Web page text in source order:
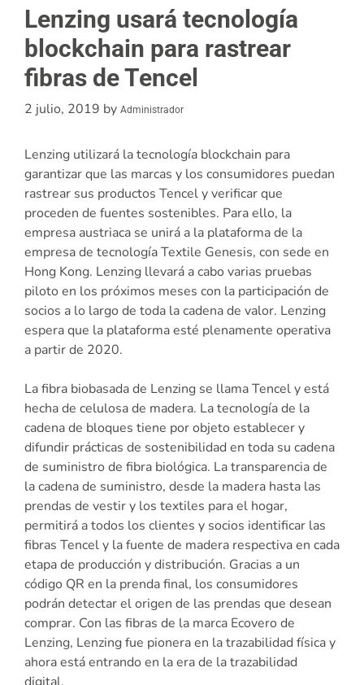
Lenzing usará tecnología
blockchain para rastrear
fibras de Tencel
2 julio, 2019 by Administrador
Lenzing utilizará la tecnología blockchain para
garantizar que las marcas y los consumidores puedan
rastrear sus productos Tencel y verificar que
proceden de fuentes sostenibles. Para ello, la
empresa austriaca se unirá a la plataforma de la
empresa de tecnología Textile Genesis, con sede en
Hong Kong. Lenzing llevará a cabo varias pruebas
piloto en los próximos meses con la participación de
socios a lo largo de toda la cadena de valor. Lenzing
espera que la plataforma esté plenamente operativa
a partir de 2020.
La fibra biobasada de Lenzing se llama Tencel y está
hecha de celulosa de madera. La tecnología de la
cadena de bloques tiene por objeto establecer y
difundir prácticas de sostenibilidad en toda su cadena
de suministro de fibra biológica. La transparencia de
la cadena de suministro, desde la madera hasta las
prendas de vestir y los textiles para el hogar,
permitirá a todos los clientes y socios identificar las
fibras Tencel y la fuente de madera respectiva en cada
etapa de producción y distribución. Gracias a un
código QR en la prenda final, los consumidores
podrán detectar el origen de las prendas que desean
comprar. Con las fibras de la marca Ecovero de
Lenzing, Lenzing fue pionera en la trazabilidad física y
ahora está entrando en la era de la trazabilidad